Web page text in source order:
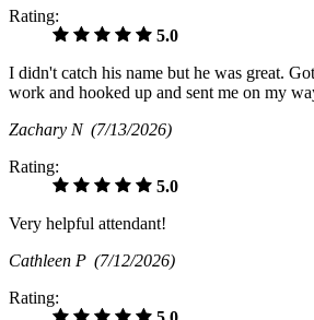
Rating:
5.0
I didn't catch his name but he was great.
work and hooked up and sent me on my
Zachary N (7/13/2026)
Rating:
5.0
Very helpful attendant!
Cathleen P (7/12/2026)
Rating: